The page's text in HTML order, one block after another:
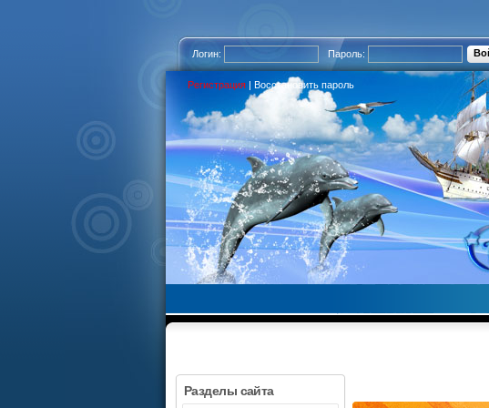
Логин: Пароль:
Регистрация | Восстановить пароль
Разделы сайта